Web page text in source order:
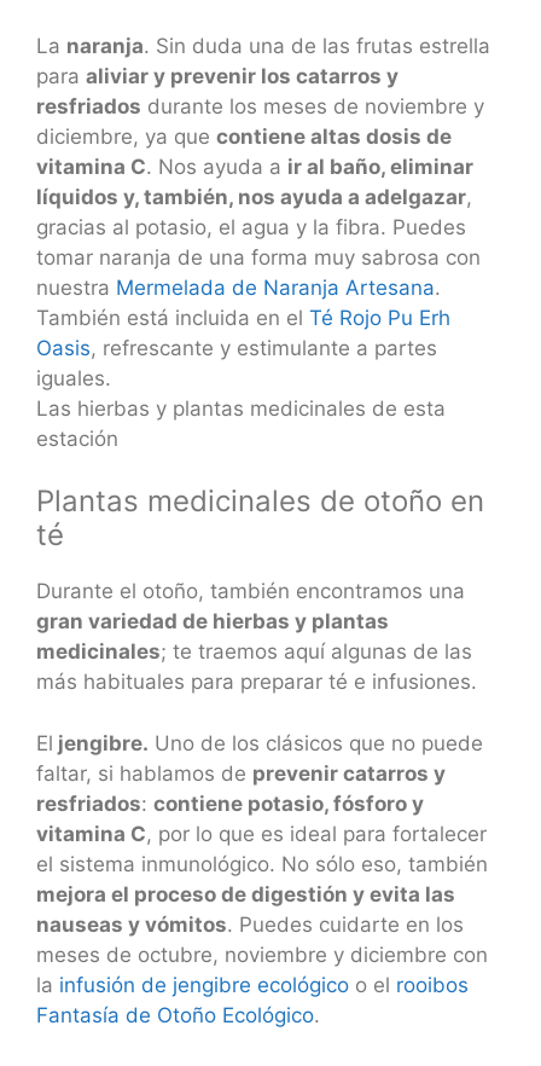
La naranja. Sin duda una de las frutas estrella
para aliviar y prevenir los catarros y
resfriados durante los meses de noviembre y
diciembre, ya que contiene altas dosis de
vitamina C. Nos ayuda a ir al baño, eliminar
líquidos y, también, nos ayuda a adelgazar,
gracias al potasio, el agua y la fibra. Puedes
tomar naranja de una forma muy sabrosa con
nuestra Mermelada de Naranja Artesana.
También está incluida en el Té Rojo Pu Erh
Oasis, refrescante y estimulante a partes
iguales.
Las hierbas y plantas medicinales de esta
estación
Plantas medicinales de otoño en
té
Durante el otoño, también encontramos una
gran variedad de hierbas y plantas
medicinales; te traemos aquí algunas de las
más habituales para preparar té e infusiones.
El jengibre. Uno de los clásicos que no puede
faltar, si hablamos de prevenir catarros y
resfriados: contiene potasio, fósforo y
vitamina C, por lo que es ideal para fortalecer
el sistema inmunológico. No sólo eso, también
mejora el proceso de digestión y evita las
nauseas y vómitos. Puedes cuidarte en los
meses de octubre, noviembre y diciembre con
la infusión de jengibre ecológico o el rooibos
Fantasía de Otoño Ecológico.